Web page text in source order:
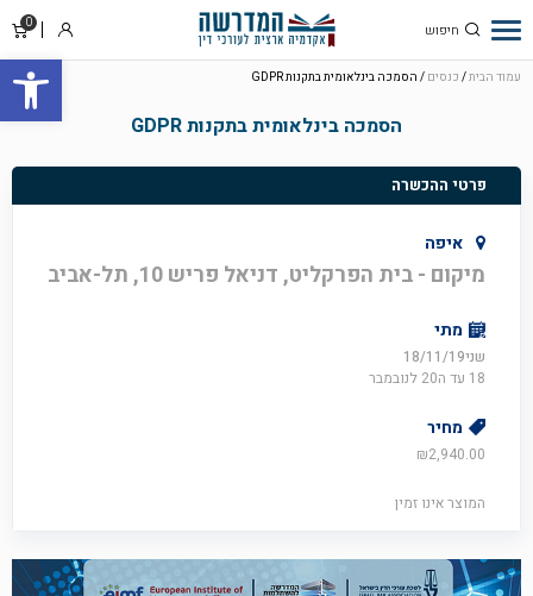
פתח
0
סל
התחבר
עמוד הבית/ כנסים / הסמכה בינלאומית בתקנות GDPR
הסמכה בינלאומית בתקנות GDPR
פרטי ההכשרה
איפה
מיקום - בית הפרקליט, דניאל פריש 10, תל-אביב
מתי
שני18/11/19
18 עד ה20 לנובמבר
מחיר
₪2,940.00
המוצר אינו זמין